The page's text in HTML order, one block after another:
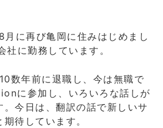
月に再び亀岡に住みはじめまし
に勤務しています。
数年前に退職し、今は無職で
に参加し、いろいろな話しが
。今日は、翻訳の話で新しいサ
待しています。